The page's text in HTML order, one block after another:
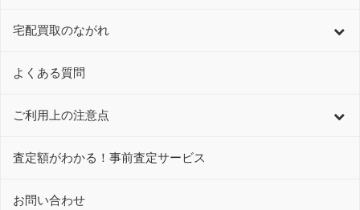
宅配買取のながれ
よくある質問
ご利用上の注意点
査定額がわかる！事前査定サービス
お問い合わせ